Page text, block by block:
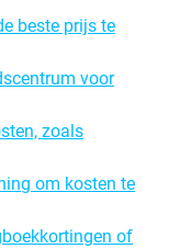
beste prijs te
voor
zoals
om kosten te
of